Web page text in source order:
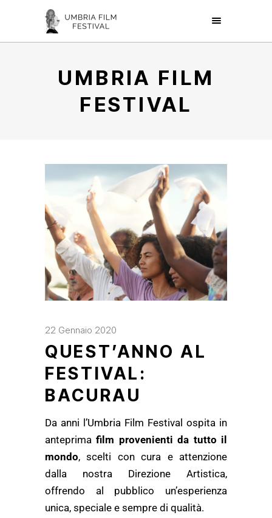
UMBRIA FILM
FESTIVAL
22 Gennaio 2020
QUEST’ANNO AL
FESTIVAL:
BACURAU
Da anni l’Umbria Film Festival ospita in
anteprimafilm provenienti da tutto il
mondo, scelti con cura e attenzione
dalla nostra Direzione Artistica,
offrendo al pubblico un’esperienza
unica, speciale e sempre di qualità.